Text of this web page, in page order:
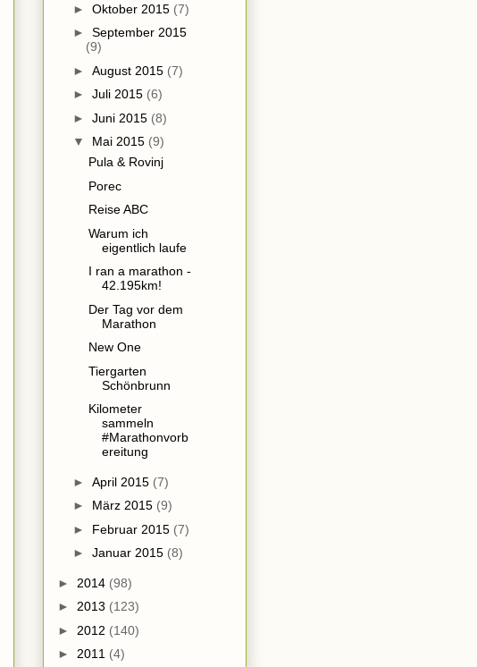
► Oktober 2015 (7)
► September 2015
(9)
► August 2015 (7)
► Juli 2015 (6)
► Juni 2015 (8)
▼ Mai 2015 (9)
Pula & Rovinj
Porec
Reise ABC
Warum ich
eigentlich laufe
I ran a marathon -
42.195km!
Der Tag vor dem
Marathon
New One
Tiergarten
Schönbrunn
Kilometer
sammeln
#Marathonvorb
ereitung
► April 2015 (7)
► März 2015 (9)
► Februar 2015 (7)
► Januar 2015 (8)
► 2014 (98)
► 2013 (123)
► 2012 (140)
► 2011 (4)